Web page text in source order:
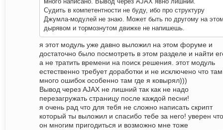
Судить в компетентности не буду, ибо про структуру
Джумла-модулей не знаю. Может быть по другому на
дырявом и тормознутом движке не напишешь.
я этот модуль уже давно выложил на этом форуме и
достаточно было посмотреть в этом разделе и найти
а не тратить времени на поиск решения. этот модуль
естественно требует доработки и не исключено что там
много ошибок особенно там где я ковырял)))
Вывод через AJAX не лишний так как не надо
перезагружать страницу после каждой песни!
я очень рад что для тебя не сложно написать скрипт
который ты выложил и спасибо тебе за него! уверен что
он многим пригодиться и возможно мне тоже